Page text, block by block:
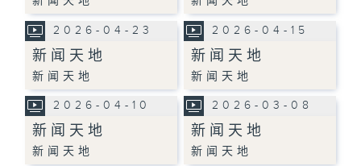
2026-04-23
新闻天地
新闻天地
2026-04-15
新闻天地
新闻天地
2026-04-10
新闻天地
新闻天地
2026-03-08
新闻天地
新闻天地